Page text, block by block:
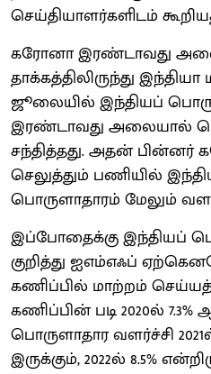
செய்தியாளர்களிடம்
கரோனா இரண்டாவது
தாக்கத்திலிருந்து
ஜூலையில் இந்தியப்
இரண்டாவது அலையால்
சந்தித்தது. அதன் பின்னர்
செலுத்தும் பணியில்
பொருளாதாரம் மேலும்
இப்போதைக்கு இந்தியப்
குறித்து ஐஎம்எஃப்
கணிப்பில் மாற்றம்
கணிப்பின் படி 2020ல்
பொருளாதார வளர்ச்சி
இருக்கும், 2022ல் 8.5%